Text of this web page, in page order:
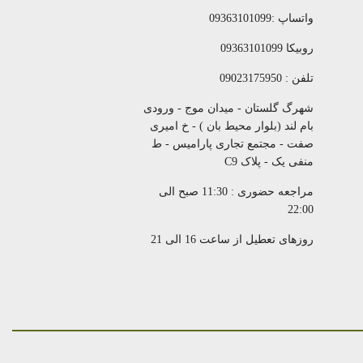
واتساپ :09363101099
روبیکا 09363101099
تلفن : 09023175950
شهرگ گلستان - میدان موج - ورودی
بام لند (بلوار محیط بان ) - خ امیری
صفت - مجتمع تجاری پارامیس - ط
منفی یک - پلاک C9
مراجعه حضوری : 11:30 صبح الی
22:00
روزهای تعطیل از ساعت 16 الی 21